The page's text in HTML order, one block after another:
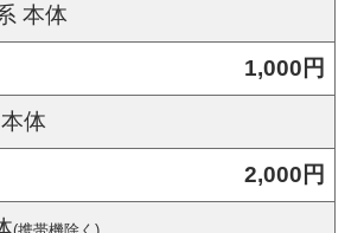
本体
1,000円
体
2,000円